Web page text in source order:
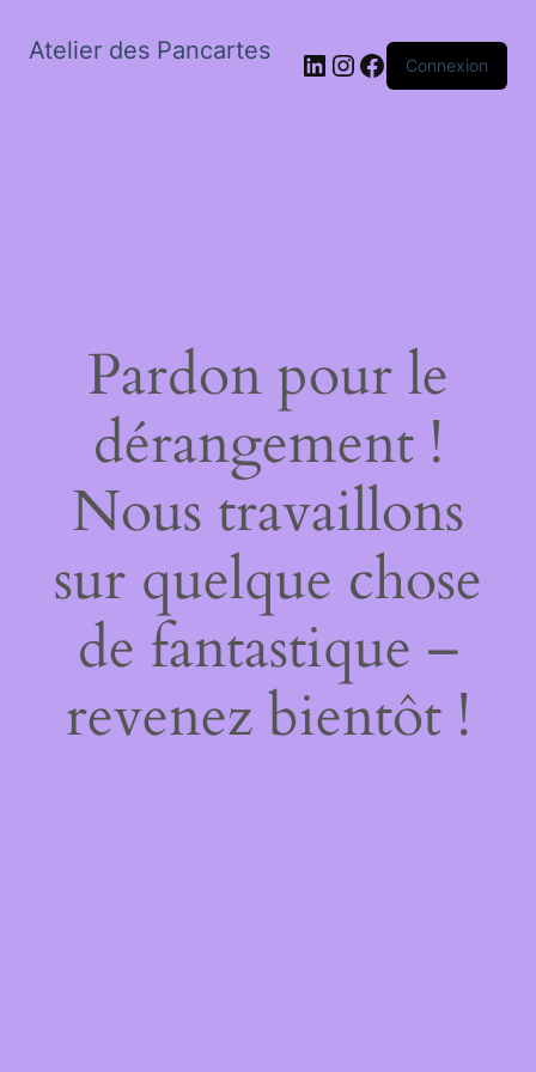
Atelier des Pancartes LinkedIn
Instagram
Facebook
Connexion
Pardon pour le
dérangement !
Nous travaillons
sur quelque chose
de fantastique –
revenez bientôt !